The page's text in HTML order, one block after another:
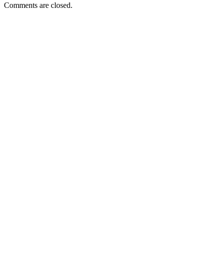
Comments are closed.